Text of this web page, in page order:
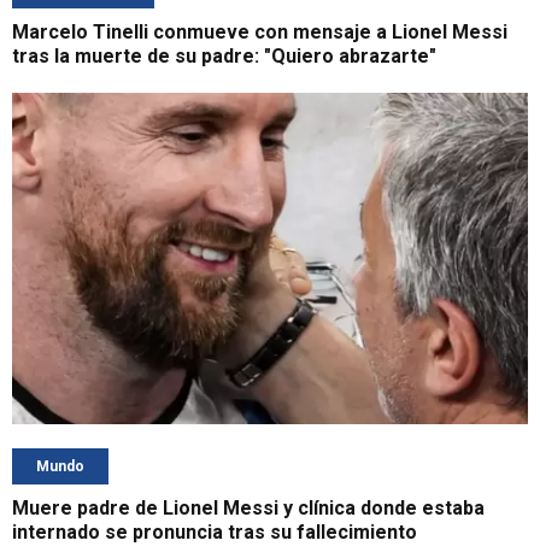
Marcelo Tinelli conmueve con mensaje a Lionel Messi
tras la muerte de su padre: "Quiero abrazarte"
Mundo
Muere padre de Lionel Messi y clínica donde estaba
internado se pronuncia tras su fallecimiento